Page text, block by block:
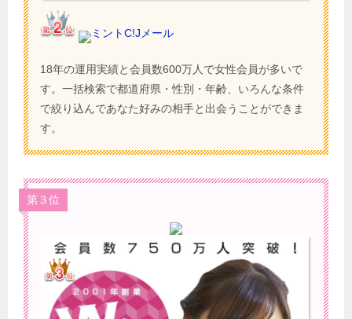
ミントC!Jメール
18年の運用実績と会員数600万人で女性会員が多いで
す。一括検索で都道府県・性別・年齢、いろんな条件
で絞り込んであなた好みの相手と出会うことができま
す。
第３位